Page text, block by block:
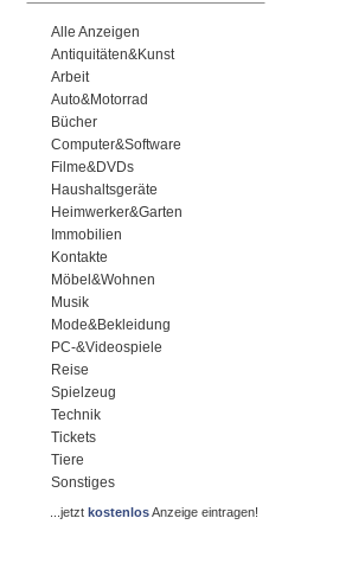
Alle Anzeigen
Antiquitäten&Kunst
Arbeit
Auto&Motorrad
Bücher
Computer&Software
Filme&DVDs
Haushaltsgeräte
Heimwerker&Garten
Immobilien
Kontakte
Möbel&Wohnen
Musik
Mode&Bekleidung
PC-&Videospiele
Reise
Spielzeug
Technik
Tickets
Tiere
Sonstiges
...jetztkostenlosAnzeige eintragen!